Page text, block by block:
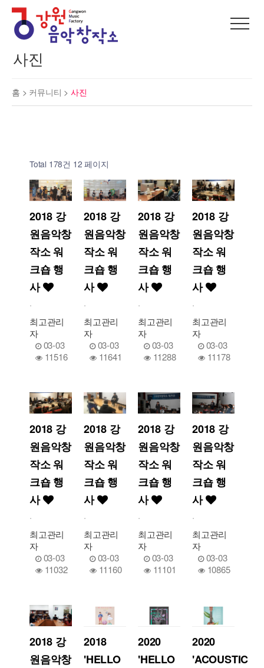
사진
홈 > 커뮤니티 > 사진
Total 178건 12 페이지
2018 강
원음악창
작소 워
크숍 행
사
.
최고관리
자
03-03
11516
2018 강
원음악창
작소 워
크숍 행
사
.
최고관리
자
03-03
11641
2018 강
원음악창
작소 워
크숍 행
사
.
최고관리
자
03-03
11288
2018 강
원음악창
작소 워
크숍 행
사
.
최고관리
자
03-03
11178
2018 강
원음악창
작소 워
크숍 행
사
.
최고관리
자
03-03
11032
2018 강
원음악창
작소 워
크숍 행
사
.
최고관리
자
03-03
11160
2018 강
원음악창
작소 워
크숍 행
사
.
최고관리
자
03-03
11101
2018 강
원음악창
작소 워
크숍 행
사
.
최고관리
자
03-03
10865
2018 강
원음악창
2018
'HELLO
2020
'HELLO
2020
'ACOUSTIC